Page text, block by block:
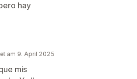
hay
am 9. April 2025
mis